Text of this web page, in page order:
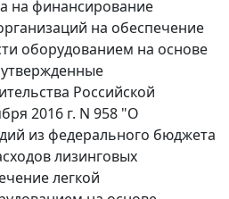
на финансирование
на обеспечение
оборудованием на основе
Российской
2016 г. N 958 "О
из федерального бюджета
лизинговых
легкой